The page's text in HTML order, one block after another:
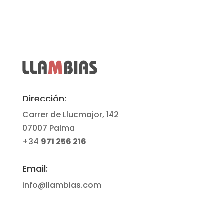
Dirección:
Carrer de Llucmajor, 142
07007 Palma
+34 971 256 216
Email:
info@llambias.com